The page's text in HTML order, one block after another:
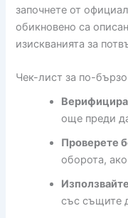
започнете от
обикновено са
изискванията за
Чек-лист за по-
още преди
Проверете
оборота,
със същите